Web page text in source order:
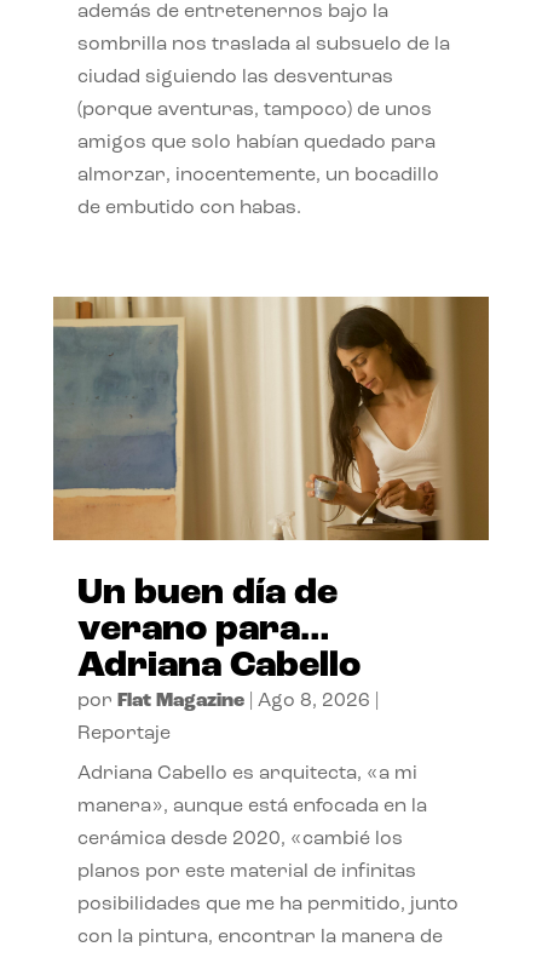
además de entretenernos bajo la
sombrilla nos traslada al subsuelo de la
ciudad siguiendo las desventuras
(porque aventuras, tampoco) de unos
amigos que solo habían quedado para
almorzar, inocentemente, un bocadillo
de embutido con habas.
Un buen día de
verano para…
Adriana Cabello
por Flat Magazine| Ago 8, 2026
Reportaje
Adriana Cabello es arquitecta, «a mi
manera», aunque está enfocada en la
cerámica desde 2020, «cambié los
planos por este material de infinitas
posibilidades que me ha permitido, junto
con la pintura, encontrar la manera de